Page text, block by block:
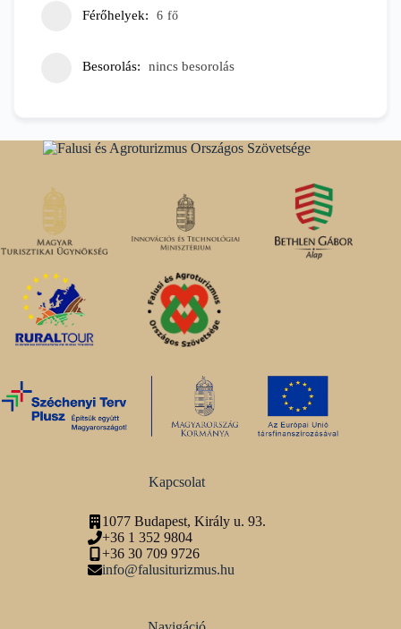
Férőhelyek 6 fő
Besorolás nincs besorolás
Kapcsolat
1077 Budapest, Király u. 93.
+36 1 352 9804
+36 30 709 9726
info@falusiturizmus.hu